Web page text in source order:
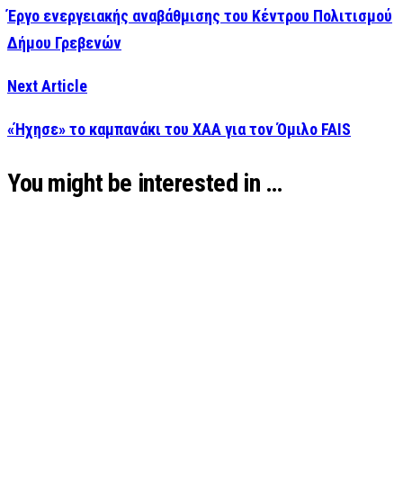
Έργο ενεργειακής αναβάθμισης του Κέντρου Πολιτισμού
Δήμου Γρεβενών
Next Article
«Ήχησε» το καμπανάκι του ΧΑΑ για τον Όμιλο FAIS
You might be interested in …